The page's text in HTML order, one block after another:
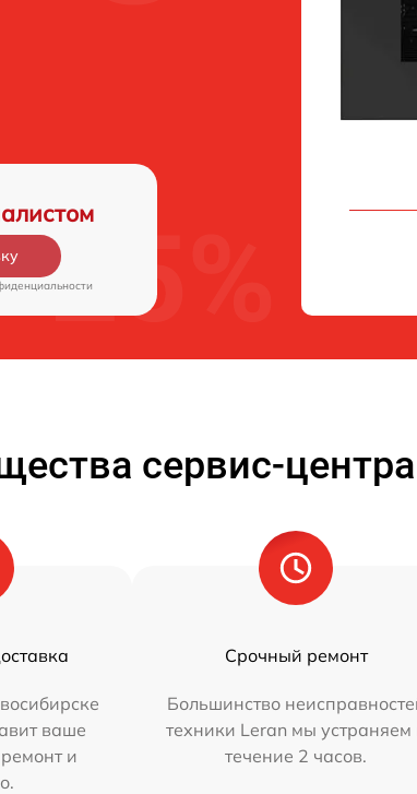
сервис-центра
ваше
и
Срочный ремонт
Большинство
техники Leran мы устраняем
течение 2 часов.